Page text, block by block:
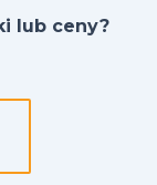
lub ceny?